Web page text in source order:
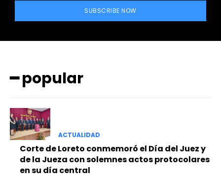
SUBSCRIBE NOW
━ popular
ACTUALIDAD
Corte de Loreto conmemoró el Día del Juez y
de la Jueza con solemnes actos protocolares
en su día central